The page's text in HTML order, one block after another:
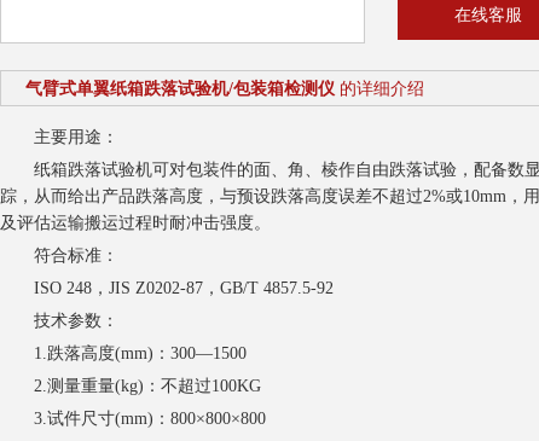
在线客服
气臂式单翼纸箱跌落试验机/包装箱检测仪 的详细介绍
主要用途：
纸箱跌落试验机可对包装件的面、角、棱作自由跌落试验，配备数
踪，从而给出产品跌落高度，与预设跌落高度误差不超过2%或10mm，
及评估运输搬运过程时耐冲击强度。
符合标准：
ISO 248，JIS Z0202-87，GB/T 4857.5-92
技术参数：
1.跌落高度(mm)：300—1500
2.测量重量(kg)：不超过100KG
3.试件尺寸(mm)：800×800×800